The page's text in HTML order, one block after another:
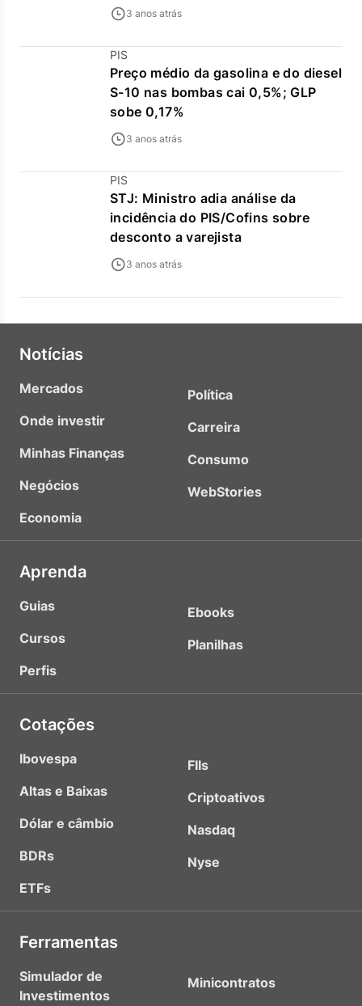
3 anos atrás
PIS
Preço médio da gasolina e do diesel
S-10 nas bombas cai 0,5%; GLP
sobe 0,17%
3 anos atrás
PIS
STJ: Ministro adia análise da
incidência do PIS/Cofins sobre
desconto a varejista
3 anos atrás
Notícias
Mercados
Onde investir
Minhas Finanças
Negócios
Economia
Política
Carreira
Consumo
WebStories
Aprenda
Guias
Cursos
Perfis
Ebooks
Planilhas
Cotações
Ibovespa
Altas e Baixas
Dólar e câmbio
BDRs
ETFs
FIIs
Criptoativos
Nasdaq
Nyse
Ferramentas
Simulador de
Investimentos
Minicontratos